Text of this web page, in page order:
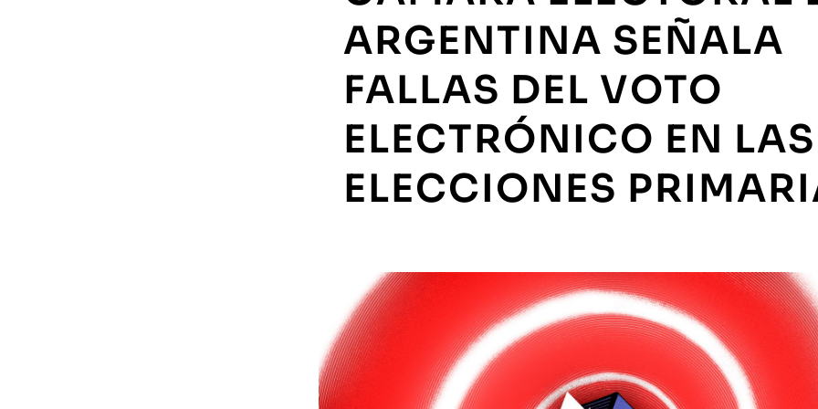
ARGENTINA SEÑALA
FALLAS DEL VOTO
ELECTRÓNICO EN LAS
ELECCIONES